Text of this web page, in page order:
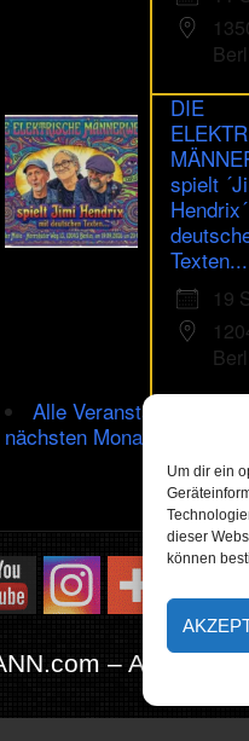
Um dir ein
dieser
können
DIE
spielt
Texten...
19
Alle Veranstaltungen im
nächsten Monat
– All Rights